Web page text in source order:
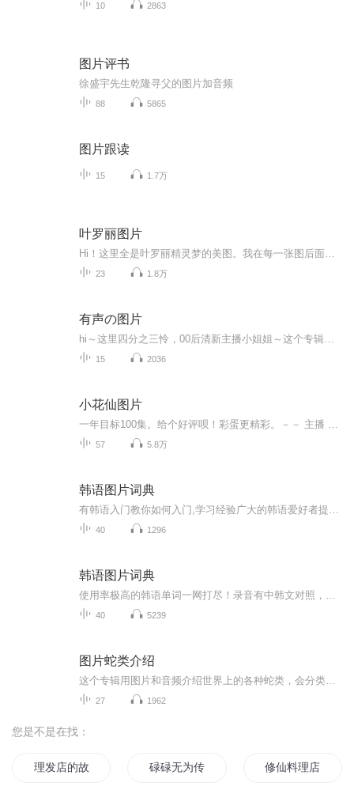
10 2863
图片评书
徐盛宇先生乾隆寻父的图片加音频
88 5865
图片跟读
15 1.7万
叶罗丽图片
23 1.8万
有声の图片
15 2036
小花仙图片
57 5.8万
韩语图片词典
40 1296
韩语图片词典
40 5239
图片蛇类介绍
27 1962
您是不是在找：
理发店的故事 碌碌无为传 修仙料理店